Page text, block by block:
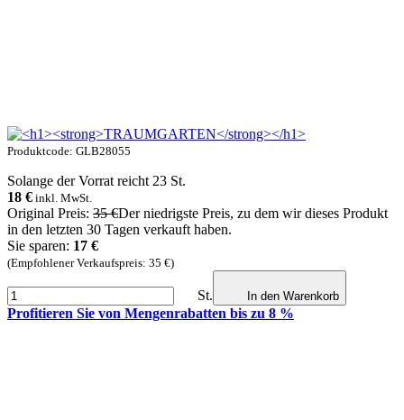
Produktcode: GLB28055
Solange der Vorrat reicht 23 St.
18 € inkl. MwSt.
Original Preis: 35 €Der niedrigste Preis, zu dem wir dieses Produkt
in den letzten 30 Tagen verkauft haben.
Sie sparen: 17 €
(Empfohlener Verkaufspreis: 35 €)
St. In den Warenkorb
Profitieren Sie von Mengenrabatten bis zu 8 %